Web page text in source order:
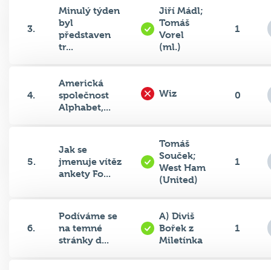
3.
Minulý týden
byl
představen
tr...
Jiří Mádl;
Tomáš
Vorel
(ml.)
1
4.
Americká
společnost
Alphabet,...
Wiz 0
5.
Jak se
jmenuje vítěz
ankety Fo...
Tomáš
Souček;
West Ham
(United)
1
6.
Podíváme se
na temné
stránky d...
A) Diviš
Bořek z
Miletínka
1